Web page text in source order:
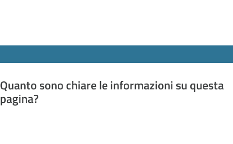
Quanto sono chiare le informazioni su questa
pagina?